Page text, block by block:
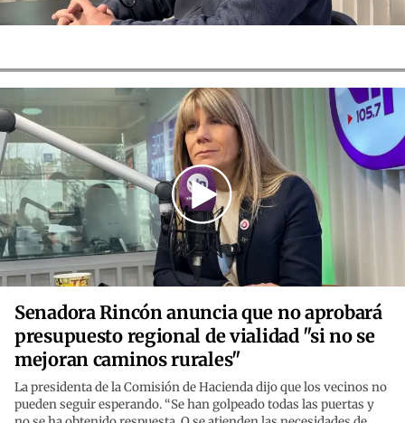
Senadora Rincón anuncia que no aprobará
presupuesto regional de vialidad "si no se
mejoran caminos rurales"
La presidenta de la Comisión de Hacienda dijo que los vecinos no
pueden seguir esperando. “Se han golpeado todas las puertas y